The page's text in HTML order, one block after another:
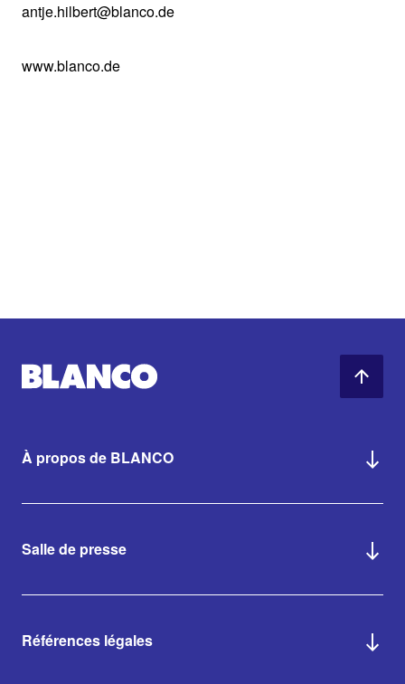
antje.hilbert@blanco.de
www.blanco.de
À propos de BLANCO
Salle de presse
Références légales